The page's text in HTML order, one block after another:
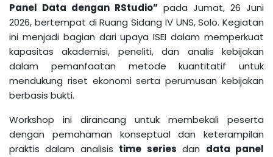
Panel Data dengan RStudio” pada Jumat, 26 Juni
2026, bertempat di Ruang Sidang IV UNS, Solo. Kegiatan
ini menjadi bagian dari upaya ISEI dalam memperkuat
kapasitas akademisi, peneliti, dan analis kebijakan
dalam pemanfaatan metode kuantitatif untuk
mendukung riset ekonomi serta perumusan kebijakan
berbasis bukti.
Workshop ini dirancang untuk membekali peserta
dengan pemahaman konseptual dan keterampilan
praktis dalam analisis time series dan data panel